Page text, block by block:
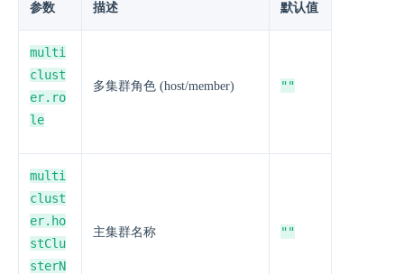
参数 描述 默认值
multi
clust
er.ro
le
多集群角色 (host/member) ""
multi
clust
er.ho
stClu
sterN
主集群名称 ""